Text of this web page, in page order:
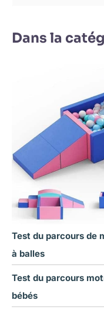
Dans la
Test du parcours de
à balles
Test du parcours
bébés